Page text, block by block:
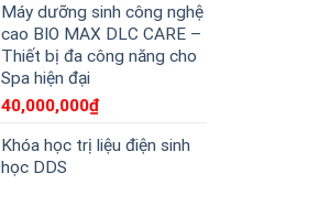
Máy dưỡng sinh công nghệ
cao BIO MAX DLC CARE –
Thiết bị đa công năng cho
Spa hiện đại
40,000,000₫
Khóa học trị liệu điện sinh
học DDS